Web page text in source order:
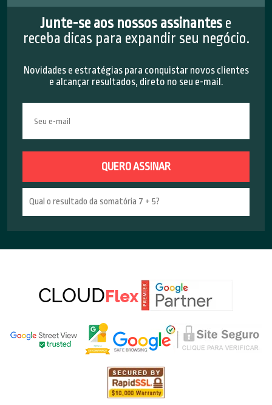
Junte-se aos nossos assinantes e
receba dicas para expandir seu negócio.
Novidades e estratégias para conquistar novos clientes
e alcançar resultados, direto no seu e-mail.